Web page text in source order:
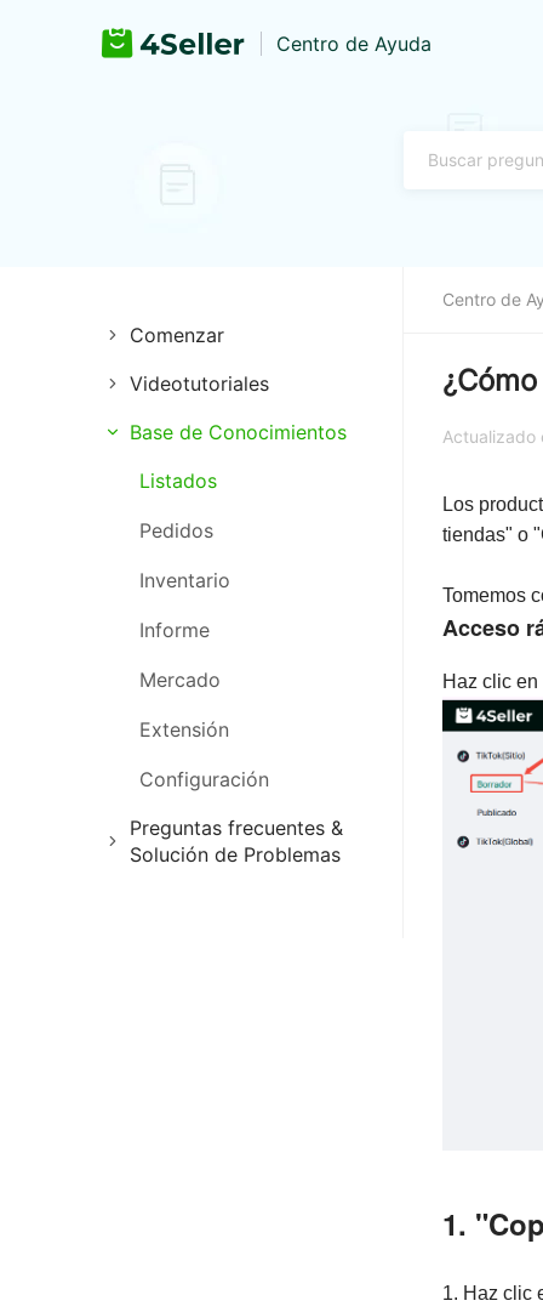
Centro de Ayuda
Comenzar
Autorización de pago
Registro e inicio de sesión
Autorización de tienda
Autorización logística
Gestión de almacén
Publicación de productos
Videotutoriales
Extensión
Gestión de tiendas
Guía Definitiva de TikTok
Gestión de Listados
Gestión de Compras
Gestión de pedidos
Gestión de Inventario
Gestión de Marketing
Base de Conocimientos
Listados
Pedidos
Inventario
Informe
Mercado
Extensión
Configuración
Preguntas frecuentes &
Solución de Problemas
Centro de
Actualizado
Los
tiendas" o
Tomemos
Acceso
Haz clic en
1.
1. Haz clic